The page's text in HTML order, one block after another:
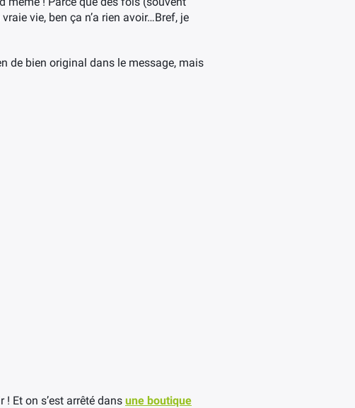
vie, ben ça n’a rien avoir…Bref, je
de bien original dans le message, mais
Et on s’est arrêté dans une boutique